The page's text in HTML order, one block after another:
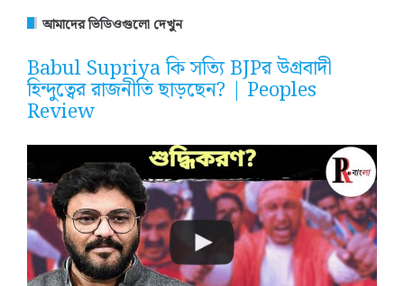
আমাদের ভিডিওগুলো দেখুন
Babul Supriya কি সত্যি BJPর উগ্রবাদী
হিন্দুত্বের রাজনীতি ছাড়ছেন? | Peoples
Review